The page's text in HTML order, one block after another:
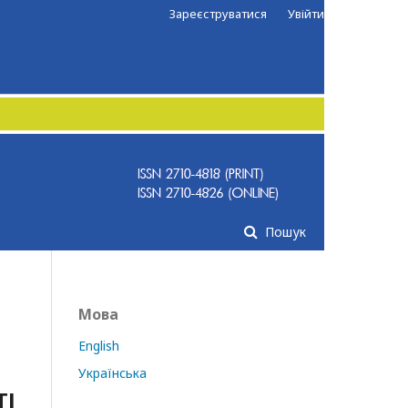
Пошук
Зареєструватися Увійти
Мова
English
Українська